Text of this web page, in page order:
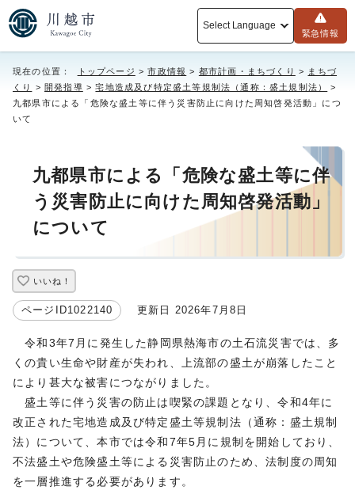
Select Language
緊急情報
現在の位置： トップページ >市政情報 > 都市計画・まちづくり > まちづ
くり
>開発指導 >宅地造成及び特定盛土等規制法（通称：盛土規制法）
>
九都県市による「危険な盛土等に伴う災害防止に向けた周知啓発活動」につ
いて
九都県市による「危険な盛土等に伴
う災害防止に向けた周知啓発活動」
について
いいね！
ページID1022140 更新日 2026年7月8日
令和3年7月に発生した静岡県熱海市の土石流災害では、多
くの貴い生命や財産が失われ、上流部の盛土が崩落したこと
により甚大な被害につながりました。
盛土等に伴う災害の防止は喫緊の課題となり、令和4年に
改正された宅地造成及び特定盛土等規制法（通称：盛土規制
法）について、本市では令和7年5月に規制を開始しており、
不法盛土や危険盛土等による災害防止のため、法制度の周知
を一層推進する必要があります。